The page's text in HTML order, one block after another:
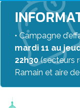
• Campagne
mardi 11 au
22h30(secteurs
Ramain et aire